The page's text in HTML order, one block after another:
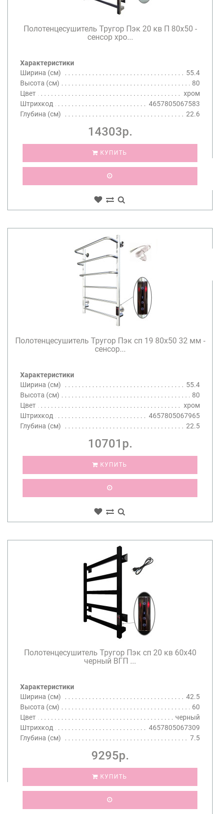
Полотенцесушитель Тругор Пэк 20 кв П 80х50 -
сенсор хро...
Характеристики
Ширина (см)
55.4
Высота (см)
80
Цвет
хром
Штрихкод
4657805067583
Глубина (см)
22.6
14303р.
КУПИТЬ
Полотенцесушитель Тругор Пэк сп 19 80х50 32 мм -
сенсор...
Характеристики
Ширина (см)
55.4
Высота (см)
80
Цвет
хром
Штрихкод
4657805067965
Глубина (см)
22.5
10701р.
КУПИТЬ
Полотенцесушитель Тругор Пэк сп 20 кв 60х40
черный ВГП ...
Характеристики
Ширина (см)
42.5
Высота (см)
60
Цвет
черный
Штрихкод
4657805067309
Глубина (см)
7.5
9295р.
КУПИТЬ